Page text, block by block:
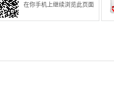
在你手机上继续浏览此页面